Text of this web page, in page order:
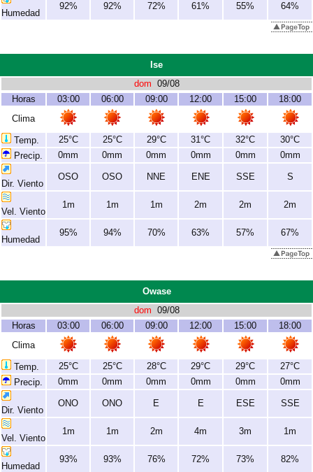
Humedad
92% 92% 72% 61% 55% 64%
Ise
dom 09/08
Horas
03:00 06:00 09:00 12:00 15:00
18:00
Clima
Temp. 25°C 25°C 29°C 31°C 32°C
30°C
Precip.
0mm 0mm 0mm 0mm 0mm 0mm
Dir. Viento
OSO OSO NNE ENE SSE S
Vel. Viento
1m 1m 1m 2m 2m 2m
Humedad
95% 94% 70% 63% 57% 67%
Owase
dom 09/08
Horas
03:00 06:00 09:00 12:00 15:00
18:00
Clima
Temp. 25°C 25°C 28°C 29°C 29°C
27°C
Precip.
0mm 0mm 0mm 0mm 0mm 0mm
Dir. Viento
ONO ONO E E ESE SSE
Vel. Viento
1m 1m 2m 4m 3m 1m
Humedad
93% 93% 76% 72% 73% 82%